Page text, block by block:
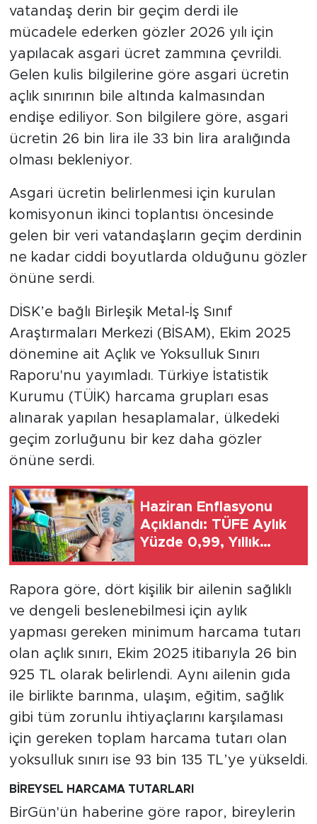
vatandaş derin bir geçim derdi ile
mücadele ederken gözler 2026 yılı için
yapılacak asgari ücret zammına çevrildi.
Gelen kulis bilgilerine göre asgari ücretin
açlık sınırının bile altında kalmasından
endişe ediliyor. Son bilgilere göre, asgari
ücretin 26 bin lira ile 33 bin lira aralığında
olması bekleniyor.
Asgari ücretin belirlenmesi için kurulan
komisyonun ikinci toplantısı öncesinde
gelen bir veri vatandaşların geçim derdinin
ne kadar ciddi boyutlarda olduğunu gözler
önüne serdi.
DİSK’e bağlı Birleşik Metal-İş Sınıf
Araştırmaları Merkezi (BİSAM), Ekim 2025
dönemine ait Açlık ve Yoksulluk Sınırı
Raporu'nu yayımladı. Türkiye İstatistik
Kurumu (TÜİK) harcama grupları esas
alınarak yapılan hesaplamalar, ülkedeki
geçim zorluğunu bir kez daha gözler
önüne serdi.
Haziran Enflasyonu
Açıklandı: TÜFE Aylık
Yüzde 0,99, Yıllık
Yüzde 51.49
Rapora göre, dört kişilik bir ailenin sağlıklı
ve dengeli beslenebilmesi için aylık
yapması gereken minimum harcama tutarı
olan açlık sınırı, Ekim 2025 itibarıyla 26 bin
925 TL olarak belirlendi. Aynı ailenin gıda
ile birlikte barınma, ulaşım, eğitim, sağlık
gibi tüm zorunlu ihtiyaçlarını karşılaması
için gereken toplam harcama tutarı olan
yoksulluk sınırı ise 93 bin 135 TL’ye yükseldi.
BİREYSEL HARCAMA TUTARLARI
BirGün'ün haberine göre rapor, bireylerin
KÜLTÜR SANAT
YAŞAM
TARİHTEN GÜNÜMÜZE
TARİH
KADIN
SAĞLIK
SİYASET
MEDYA KÖŞESİ
VİDEOLAR
ALINTI YAZARLAR
SOSYAL MEDYA